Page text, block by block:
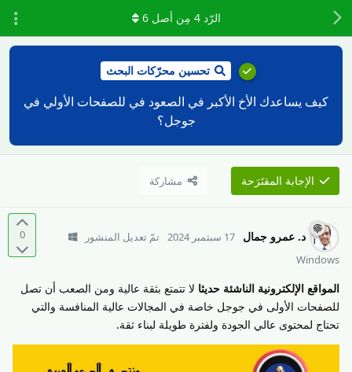
تحسين محرّكات البحث
كيف يساعدك الأخ الأكبر في الصعود في للصفحات الأولي في
جوجل؟
الإجابة المقتَرَحة مشاركة
الرّد4 مِن أصل6
0 د.​ عمرو جمال 17 سبتمبر 2024
تمّ تعديل المنشور
Windows
المواقع الإلكترونية الناشئة حديثا لا تتمتع بثقة عالية ومن الصعب أن تصل
للصفحات الأولى في جوجل خاصة في المجالات عالية المنافسة والتي
تحتاج لمحتوى عالي الجودة ولفترة طويلة لبناء ثقة.